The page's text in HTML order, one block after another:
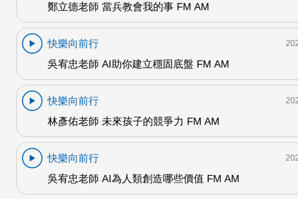
鄭立德老師 當兵教會我的事 FM AM
快樂向前行
吳宥忠老師 AI助你建立穩固底盤 FM AM
快樂向前行
林彥佑老師 未來孩子的競爭力 FM AM
快樂向前行
吳宥忠老師 AI為人類創造哪些價值 FM AM